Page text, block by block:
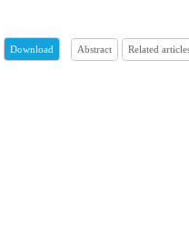
Download Abstract Related